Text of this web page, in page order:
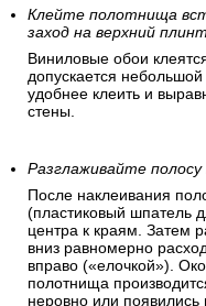
Клейте полотнища
заход на верхний
Виниловые обои
допускается
удобнее клеить и
стены.
Разглаживайте полосу
После наклеивания
(пластиковый шпатель
центра к краям. Затем
вниз равномерно
вправо («елочкой»).
полотнища
неровно или появились